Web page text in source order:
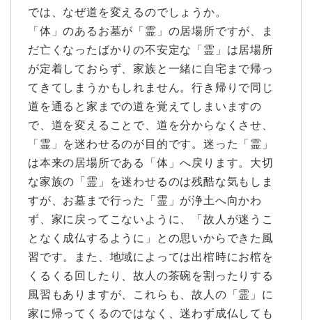
では、なぜ道を変えるのでしょうか。
「体」のあるお墓が「霊」の居場所ですが、ま
だ亡くなったばかりの不安定な「霊」は居場所
が定着しておらず、家族と一緒に自宅まで帰っ
てきてしまうかもしれません。行き帰りで同じ
道を通ると家までの道を覚えてしまいますの
で、道を変えることで、道を分からなくさせ、
「霊」を迷わせるのが目的です。迷った「霊」
は本来の居場所である「体」へ戻ります。大切
な家族の「霊」を迷わせるのは残酷な気もしま
すが、お墓まで行った「霊」が浄土へ向かわ
ず、家に戻ってこないように、「故人が迷うこ
となく成仏するように」との思いからできた風
習です。また、地域によっては出棺時にお棺を
くるくる回したり、故人の茶碗を割ったりする
風習もありますが、これらも、故人の「霊」に
家に帰ってくるのではなく、迷わず成仏しても